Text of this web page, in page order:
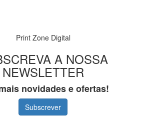
Print Zone Digital
A NOSSA
NEWSLETTER
novidades e ofertas!
Subscrever